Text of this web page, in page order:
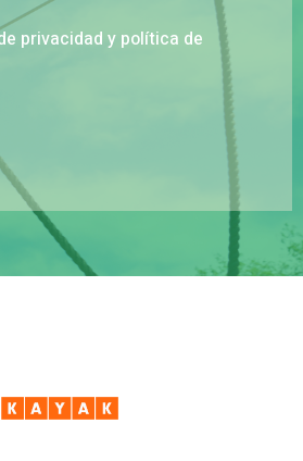
privacidad y política de